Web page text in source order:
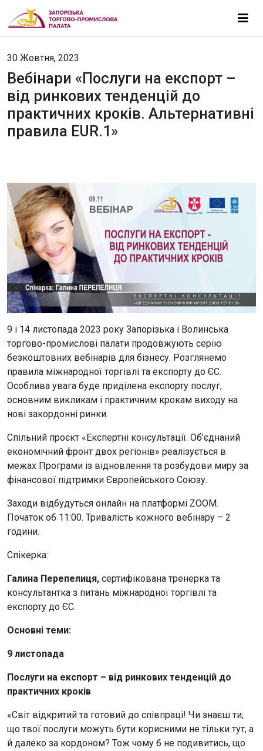
30 Жовтня, 2023
Вебінари «Послуги на експорт –
від ринкових тенденцій до
практичних кроків. Альтернативні
правила EUR.1»
9 і 14 листопада 2023 року Запорізька і Волинська
торгово-промислові палати продовжують серію
безкоштовних вебінарів для бізнесу. Розглянемо
правила міжнародної торгівлі та експорту до ЄС.
Особлива увага буде приділена експорту послуг,
основним викликам і практичним крокам виходу на
нові закордонні ринки.
Спільний проєкт «Експертні консультації. Об’єднаний
економічний фронт двох регіонів» реалізується в
межах Програми із відновлення та розбудови миру за
фінансової підтримки Європейського Союзу.
Заходи відбудуться онлайн на платформі ZOOM.
Початок об 11:00. Тривалість кожного вебінару – 2
години.
Спікерка:
Галина Перепелиця, сертифікована тренерка та
консультантка з питань міжнародної торгівлі та
експорту до ЄС.
Основні теми:
9 листопада
Послуги на експорт – від ринкових тенденцій до
практичних кроків
«Світ відкритий та готовий до співпраці! Чи знаєш ти,
що твої послуги можуть бути корисними не тільки тут, а
й далеко за кордоном? Тож чому б не подивитись, що